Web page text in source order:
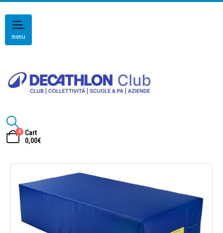
menu
0
Cart
0,00€